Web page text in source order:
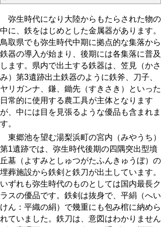
弥生時代になり大陸からもたらされた物の
中に、鉄をはじめとした金属器があります。
鳥取県でも弥生時代中期に拠点的な集落から
鉄器の導入が始まり、後期には各集落に普及
します。県内で出土する鉄器は、笠見（かさ
み）第3遺跡出土鉄器のように鉄斧、刀子、
ヤリガンナ、鎌、鋤先（すきさき）といった
日常的に使用する農工具が主体となります
が、中には目を見張るような優品も含まれま
す。
東郷池を望む湯梨浜町の宮内（みやうち）
第1遺跡では、弥生時代後期の四隅突出型墳
丘墓（よすみとしゅつがたふんきゅうぼ）の
埋葬施設から鉄剣と鉄刀が出土しています。
いずれも弥生時代のものとしては国内最長ク
ラスの優品です。鉄剣は抜身で、平絹（へい
けん：平織の絹）で幾重にも包み棺に納めら
れていました。鉄刀は、意図はわかりません